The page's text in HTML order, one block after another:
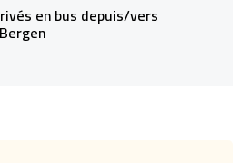
en bus depuis/vers